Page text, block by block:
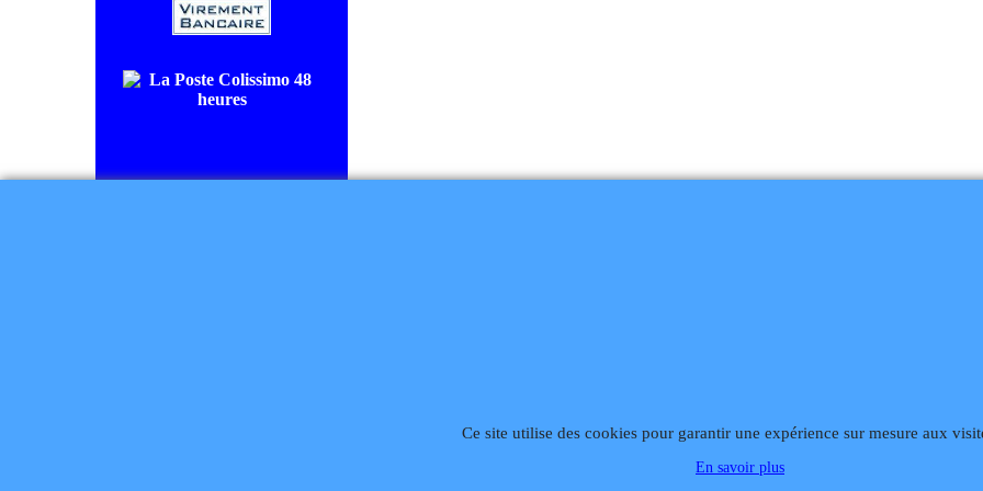
48/72H00.
02 99 868 868 Fax 02 99 868 869Contact mailSite hébergé par Infomaniak
Ce site utilise des cookies pour garantir une expérience sur mesure aux
En savoir plus